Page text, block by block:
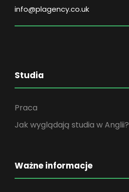
info@plagency.co.uk
Studia
Praca
Jak wyglądają studia w Anglii?
Ważne informacje